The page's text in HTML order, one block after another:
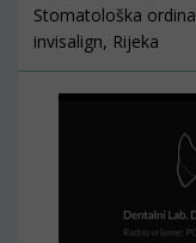
Stomatološka
invisalign, Rijeka